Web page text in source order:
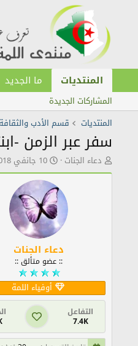
المنتديات ما الجديد
المشاركات الجديدة
المنتديات
قسم الأدب والثقافة
سفر عبر الزمن -
ك
ا
دعاء الجنات ت
ا
ر
ي
خ
ا
ل
ن
ش
ر
10 جانفي 2018
دعاء الجنات
:: عضو متألق ::
أوفياء اللمة
التفاعل
7.4K